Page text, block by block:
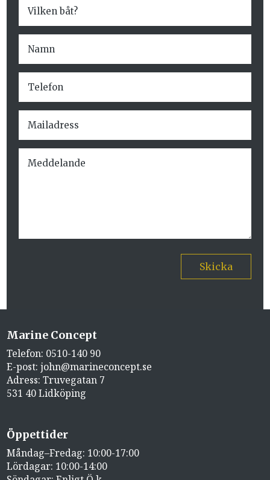
Skicka
Marine Concept
Telefon: 0510-140 90
E-post:john@marineconcept.se
Adress: Truvegatan 7
531 40 Lidköping
Öppettider
Måndag–Fredag: 10:00-17:00
Lördagar: 10:00-14:00